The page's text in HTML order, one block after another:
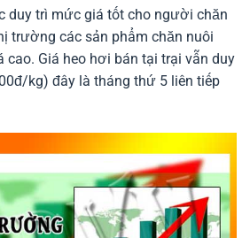
duy trì mức giá tốt cho người chăn
trường các sản phẩm chăn nuôi
cao. Giá heo hơi bán tại trại vẫn duy
kg) đây là tháng thứ 5 liên tiếp